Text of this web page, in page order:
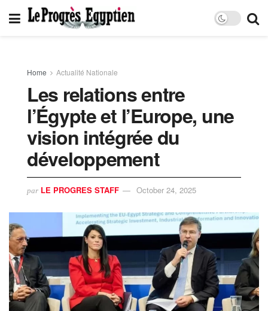
Home Actualité Nationale
Les relations entre
l’Égypte et l’Europe, une
vision intégrée du
développement
par LE PROGRES STAFF October 24, 2025